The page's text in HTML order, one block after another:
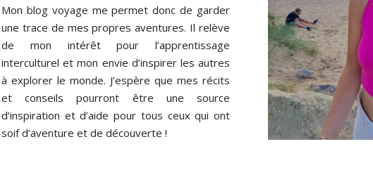
Mon blog voyage me permet donc de garder
une trace de mes propres aventures. Il relève
de mon intérêt pour l’apprentissage
interculturel et mon envie d’inspirer les autres
à explorer le monde. J’espère que mes récits
et conseils pourront être une source
d’inspiration et d’aide pour tous ceux qui ont
soif d’aventure et de découverte !